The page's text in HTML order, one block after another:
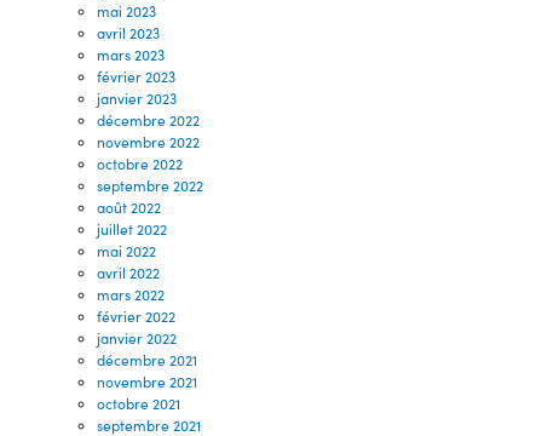
mai 2023
avril 2023
mars 2023
février 2023
janvier 2023
décembre 2022
novembre 2022
octobre 2022
septembre 2022
août 2022
juillet 2022
mai 2022
avril 2022
mars 2022
février 2022
janvier 2022
décembre 2021
novembre 2021
octobre 2021
septembre 2021